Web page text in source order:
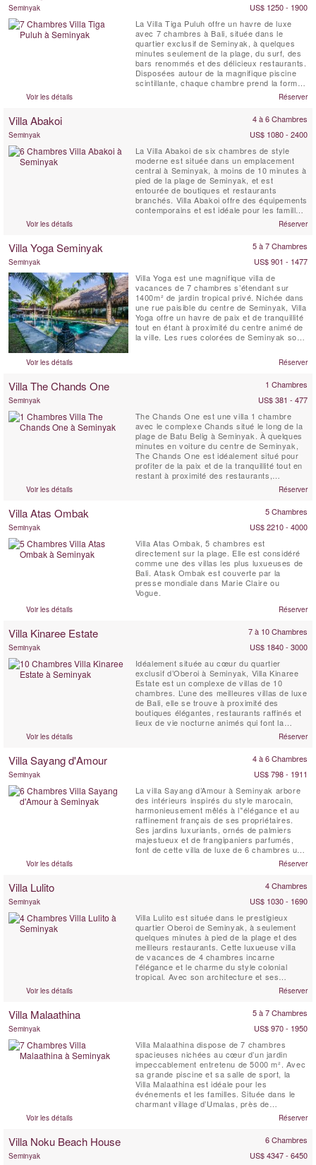
Seminyak
US$ 1250 - 1900
La Villa Tiga Puluh offre un havre de luxe
avec 7 chambres à Bali, située dans le
quartier exclusif de Seminyak, à quelques
minutes seulement de la plage, du surf, des
bars renommés et des délicieux restaurants.
Disposées autour de la magnifique piscine
scintillante, chaque chambre prend la forme
d’un bungalow privé, offrant ainsi un équilibre
raffiné préparé par notre chef ...
Voir les détails Réserver
Villa Abakoi 4 à 6 Chambres
Seminyak
US$ 1080 - 2400
La Villa Abakoi de six chambres de style
moderne est située dans un emplacement
central à Seminyak, à moins de 10 minutes à
pied de la plage de Seminyak, et est
entourée de boutiques et restaurants
branchés. Villa Abakoi offre des équipements
contemporains et est idéale pour les familles
ou les amis à partager et à apprécier. Les
équipements de la villa comprennent un
gratuite, des chambres climatisées, une
Voir les détails Réserver
Villa Yoga Seminyak 5 à 7 Chambres
Seminyak
US$ 901 - 1477
Villa Yoga est une magnifique villa de
vacances de 7 chambres s’étendant sur
1400m² de jardin tropical privé. Nichée dans
une rue paisible du centre de Seminyak, Villa
Yoga offre un havre de paix et de tranquillité
tout en étant à proximité du centre animé de
la ville. Les rues colorées de Seminyak sont
boutiques, spas, restaurants et cafés. La
plage, bordée de bars décontractés et de
Voir les détails Réserver
Villa The Chands One 1 Chambres
Seminyak
US$ 381 - 477
The Chands One est une villa 1 chambre
avec le complexe Chands situé le long de la
plage de Batu Belig à Seminyak. À quelques
minutes en voiture du centre de Seminyak,
The Chands One est idéalement situé pour
profiter de la paix et de la tranquillité tout en
restant à proximité des restaurants,
boutiques et cafés populaires. Cette villa 1
chambre offre une escapade romantique et
avec une piscine privée et une kitchenette.
Voir les détails Réserver
Villa Atas Ombak 5 Chambres
Seminyak
US$ 2210 - 4000
Villa Atas Ombak, 5 chambres est
directement sur la plage. Elle est considéré
comme une des villas les plus luxueuses de
Bali. Atask Ombak est couverte par la
presse mondiale dans Marie Claire ou
Vogue.
Voir les détails Réserver
Villa Kinaree Estate 7 à 10 Chambres
Seminyak
US$ 1840 - 3000
Idéalement située au cœur du quartier
exclusif d’Oberoi à Seminyak, Villa Kinaree
Estate est un complexe de villas de 10
chambres. L’une des meilleures villas de luxe
de Bali, elle se trouve à proximité des
boutiques élégantes, restaurants raffinés et
lieux de vie nocturne animés qui font la
renommée de Seminyak, et à seulement
quelques minutes de marche de la plage.
Voir les détails Réserver
Villa Sayang d'Amour 4 à 6 Chambres
Seminyak
US$ 798 - 1911
La villa Sayang d’Amour à Seminyak arbore
des intérieurs inspirés du style marocain,
harmonieusement mêlés à l’'élégance et au
raffinement français de ses propriétaires.
Ses jardins luxuriants, ornés de palmiers
majestueux et de frangipaniers parfumés,
font de cette villa de luxe de 6 chambres un
véritable joyau balinais. Séjourner à la Villa
Sayang d’Amour, c’est plonger dans un conte
Voir les détails Réserver
Villa Lulito 4 Chambres
Seminyak
US$ 1030 - 1690
Villa Lulito est située dans le prestigieux
quartier Oberoi de Seminyak, à seulement
quelques minutes à pied de la plage et des
meilleurs restaurants. Cette luxueuse villa
de vacances de 4 chambres incarne
l'élégance et le charme du style colonial
tropical. Avec son architecture et ses
intérieurs entièrement blancs, Villa Lulito est
le refuge idéal à Bali pour des vacances
Voir les détails Réserver
Villa Malaathina 5 à 7 Chambres
Seminyak
US$ 970 - 1950
Villa Malaathina dispose de 7 chambres
spacieuses nichées au cœur d’un jardin
impeccablement entretenu de 5000 m². Avec
sa grande piscine et sa salle de sport, la
Villa Malaathina est idéale pour les
événements et les familles. Située dans le
charmant village d’Umalas, près de
Seminyak, cette luxueuse villa vous invite à
vivre comme des rois dans un cadre serein
a Tout ce que vous pourriez jamais vouloir
Voir les détails Réserver
Villa Noku Beach House 6 Chambres
Seminyak US$ 4347 - 6450